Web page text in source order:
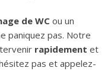
de WC ou un
paniquez pas. Notre
rapidement et
pas et appelez-